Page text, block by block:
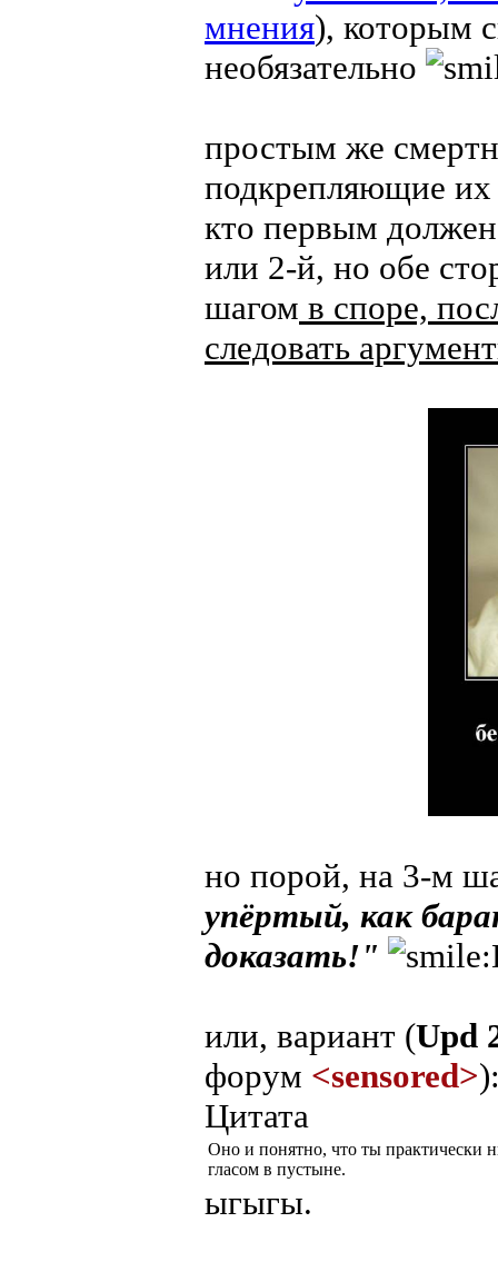
мнения), которым
необязательно
простым же
подкрепляющие их
кто первым
или 2-й, но обе
шагом в споре,
следовать
но порой, на 3-м
упёртый, как
доказать!"
или, вариант (Upd
форум <sensored>
Цитата
Оно и понятно, что ты практически
гласом в пустыне.
ыгыгы.